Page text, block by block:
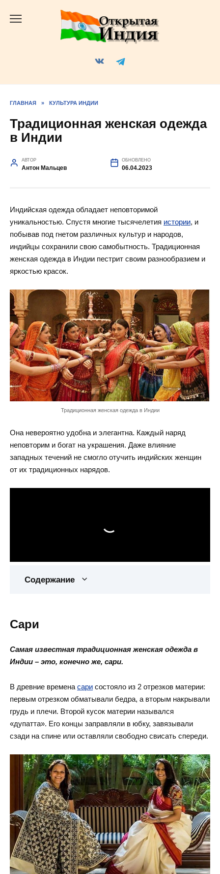
ГЛАВНАЯ » КУЛЬТУРА ИНДИИ
Традиционная женская одежда
в Индии
АВТОР
Антон Мальцев
ОБНОВЛЕНО
06.04.2023
Индийская одежда обладает неповторимой
уникальностью. Спустя многие тысячелетия истории, и
побывав под гнетом различных культур и народов,
индийцы сохранили свою самобытность. Традиционная
женская одежда в Индии пестрит своим разнообразием и
яркостью красок.
Традиционная женская одежда в Индии
Она невероятно удобна и элегантна. Каждый наряд
неповторим и богат на украшения. Даже влияние
западных течений не смогло отучить индийских женщин
от их традиционных нарядов.
Содержание
Сари
Самая известная традиционная женская одежда в
Индии – это, конечно же, сари.
В древние времена сари состояло из 2 отрезков материи:
первым отрезком обматывали бедра, а вторым накрывали
грудь и плечи. Второй кусок материи назывался
«дупатта». Его концы заправляли в юбку, завязывали
сзади на спине или оставляли свободно свисать спереди.